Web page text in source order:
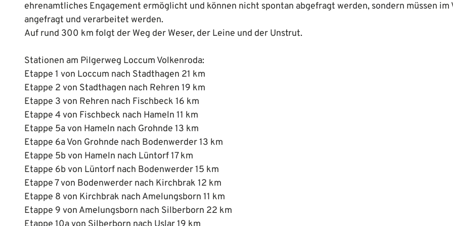
ehrenamtliches Engagement ermöglicht und können nicht spontan abgefragt werden, sondern müssen im
angefragt und verarbeitet werden.
Auf rund 300 km folgt der Weg der Weser, der Leine und der Unstrut.
Stationen am Pilgerweg Loccum Volkenroda:
Etappe 1 von Loccum nach Stadthagen 21 km
Etappe 2 von Stadthagen nach Rehren 19 km
Etappe 3 von Rehren nach Fischbeck 16 km
Etappe 4 von Fischbeck nach Hameln 11 km
Etappe 5a von Hameln nach Grohnde 13 km
Etappe 6a Von Grohnde nach Bodenwerder 13 km
Etappe 5b von Hameln nach Lüntorf 17 km
Etappe 6b von Lüntorf nach Bodenwerder 15 km
Etappe 7 von Bodenwerder nach Kirchbrak 12 km
Etappe 8 von Kirchbrak nach Amelungsborn 11 km
Etappe 9 von Amelungsborn nach Silberborn 22 km